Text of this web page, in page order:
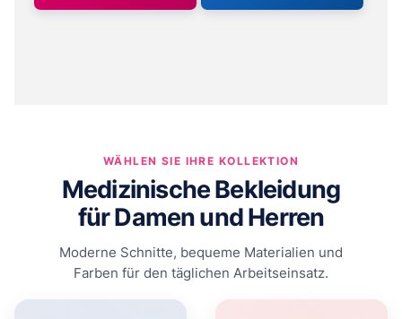
WÄHLEN SIE IHRE KOLLEKTION
Medizinische Bekleidung
für Damen und Herren
Moderne Schnitte, bequeme Materialien und
Farben für den täglichen Arbeitseinsatz.